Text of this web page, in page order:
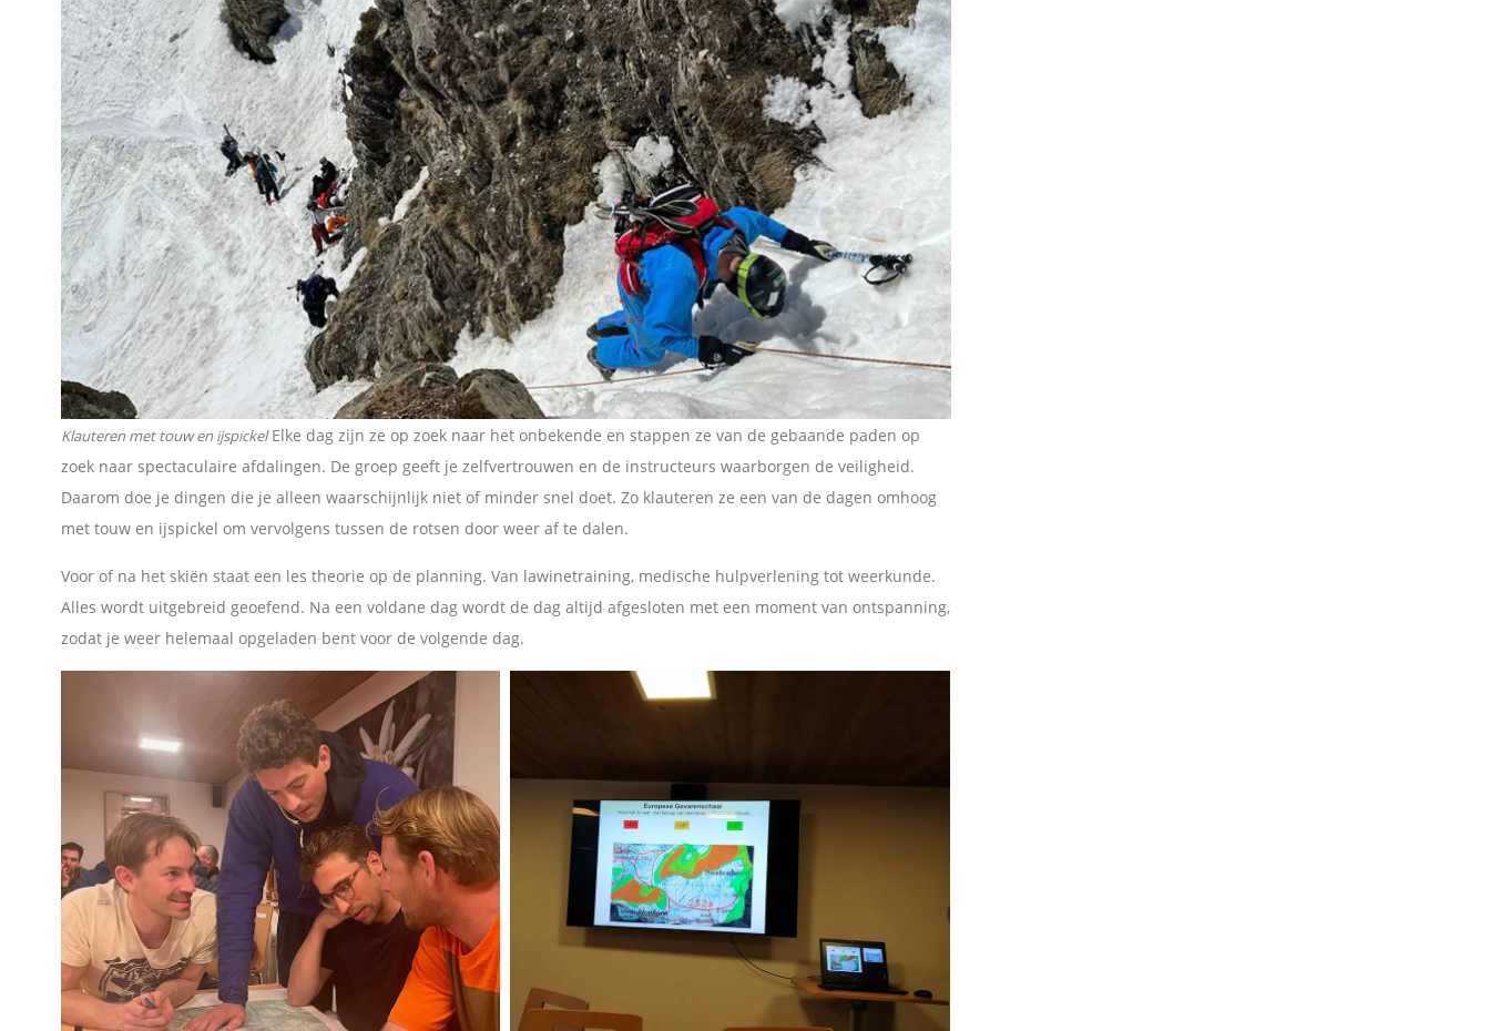
e
l
e
n
Klauteren met touw en ijspickel Elke dag zijn ze op zoek naar het onbekende en stappen ze van de gebaande paden op
zoek naar spectaculaire afdalingen. De groep geeft je zelfvertrouwen en de instructeurs waarborgen de veiligheid.
Daarom doe je dingen die je alleen waarschijnlijk niet of minder snel doet. Zo klauteren ze een van de dagen omhoog
met touw en ijspickel om vervolgens tussen de rotsen door weer af te dalen.
Voor of na het skiën staat een les theorie op de planning. Van lawinetraining, medische hulpverlening tot weerkunde.
Alles wordt uitgebreid geoefend. Na een voldane dag wordt de dag altijd afgesloten met een moment van ontspanning,
zodat je weer helemaal opgeladen bent voor de volgende dag.